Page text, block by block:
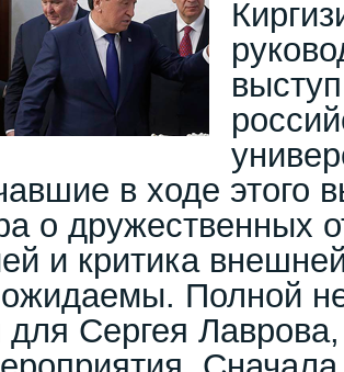
в ходе этого
о дружественных
и критика
Полной
для Сергея